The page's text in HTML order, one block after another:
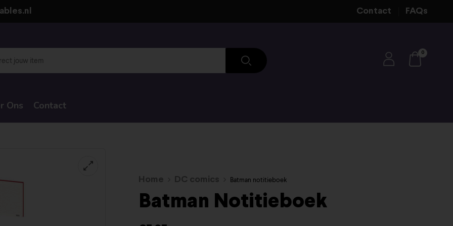
Contact FAQs
0
Ons Contact
Home DC comics Batman notitieboek
Batman Notitieboek